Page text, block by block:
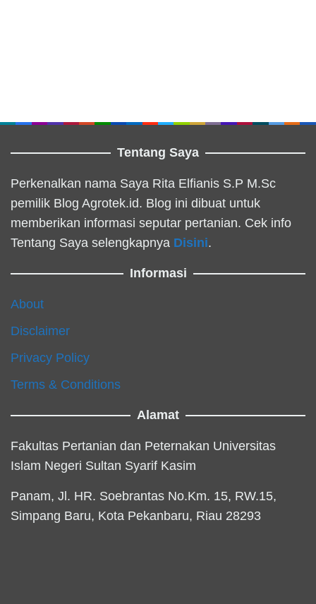
Tentang Saya
Perkenalkan nama Saya Rita Elfianis S.P M.Sc
pemilik Blog Agrotek.id. Blog ini dibuat untuk
memberikan informasi seputar pertanian. Cek info
Tentang Saya selengkapnya Disini.
Informasi
About
Disclaimer
Privacy Policy
Terms & Conditions
Alamat
Fakultas Pertanian dan Peternakan Universitas
Islam Negeri Sultan Syarif Kasim
Panam, Jl. HR. Soebrantas No.Km. 15, RW.15,
Simpang Baru, Kota Pekanbaru, Riau 28293